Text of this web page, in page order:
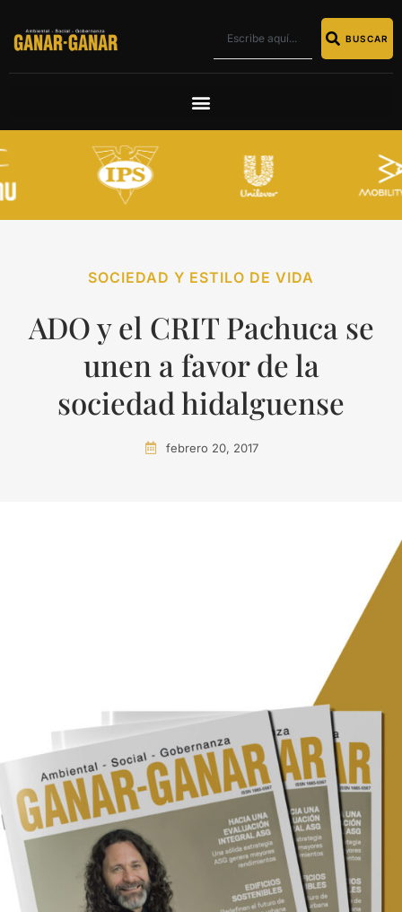
BUSCAR
SOCIEDAD Y ESTILO DE VIDA
ADO y el CRIT Pachuca se
unen a favor de la
sociedad hidalguense
febrero 20, 2017